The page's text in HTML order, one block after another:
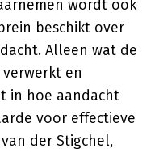
wordt ook
beschikt over
Alleen wat de
en
in hoe aandacht
voor effectieve
der Stigchel,